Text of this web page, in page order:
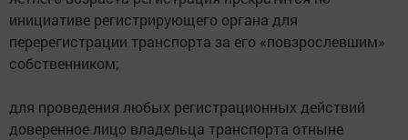
инициативе регистрирующего органа для
перерегистрации транспорта за его «повзрослевшим»
собственником;
для проведения любых регистрационных действий
доверенное лицо владельца транспорта отныне